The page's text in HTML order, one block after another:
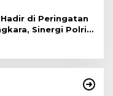
di Peringatan
Sinergi Polri
Jadi Kunci Menjaga